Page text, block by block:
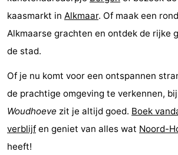
Egmond
Zee
-
Noordhollands
duinreservaat
Wijk
aan
-
Natuur
Zuid-
Kennermerland
-
Amsterdam
Haarlem
-
kaasmarkt in Alkmaar. Of maak een
Alkmaarse grachten en ontdek de rijke
de stad.
Of je nu komt voor een ontspannen
de prachtige omgeving te verkennen,
Woudhoeve zit je altijd goed. Boek
verblijf en geniet van alles wat Noord-
heeft!